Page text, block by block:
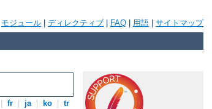
モジュール ディレクティブ FAQ 用語 サイトマップ
fr ja ko tr